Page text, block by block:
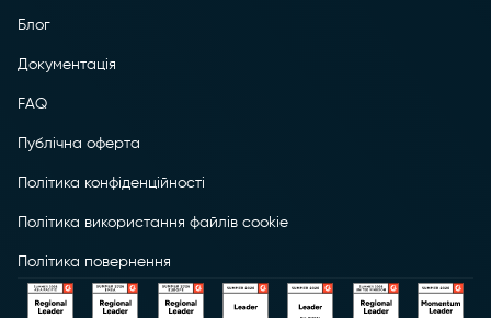
Блог
Документація
FAQ
Публічна оферта
Політика конфіденційності
Політика використання файлів cookie
Політика повернення